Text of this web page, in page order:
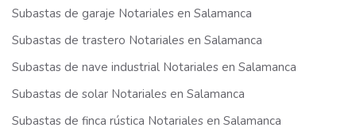
Subastas de garaje Notariales en Salamanca
Subastas de trastero Notariales en Salamanca
Subastas de nave industrial Notariales en Salamanca
Subastas de solar Notariales en Salamanca
Subastas de finca rústica Notariales en Salamanca